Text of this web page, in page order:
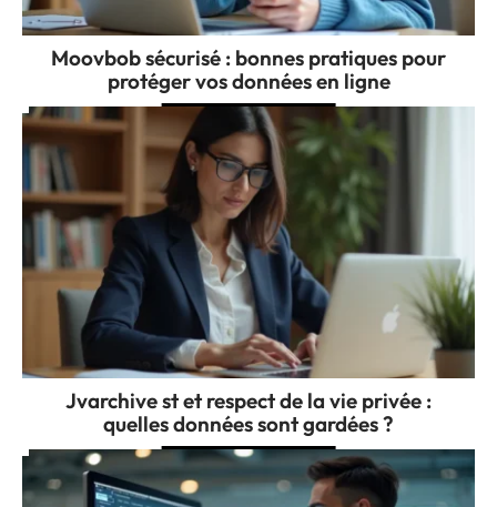
Moovbob sécurisé : bonnes pratiques pour
protéger vos données en ligne
Jvarchive st et respect de la vie privée :
quelles données sont gardées ?